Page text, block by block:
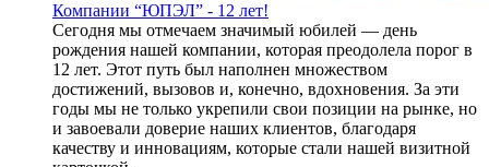
Компании “ЮПЭЛ” - 12 лет!
Сегодня мы отмечаем значимый юбилей — день
рождения нашей компании, которая преодолела порог в
12 лет. Этот путь был наполнен множеством
достижений, вызовов и, конечно, вдохновения. За эти
годы мы не только укрепили свои позиции на рынке, но
и завоевали доверие наших клиентов, благодаря
качеству и инновациям, которые стали нашей визитной